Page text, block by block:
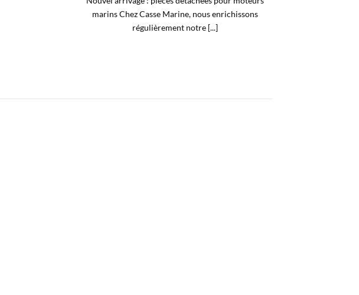
marins Chez Casse Marine, nous enrichissons
régulièrement notre [...]